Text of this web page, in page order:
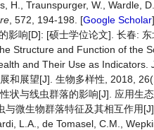
H., Traunspurger, W., Wardle,
, 572, 194-198. [Google Scholar
影响[D]: [硕士学位论文]. 长春: 东
Structure and Function of the
and Their Use as Indicators.
和展望[J]. 生物多样性, 2018,
状与线虫群落的影响[J]. 应用生
微生物群落特征及其相互作用
L.A., de Tomasel, C.M.,